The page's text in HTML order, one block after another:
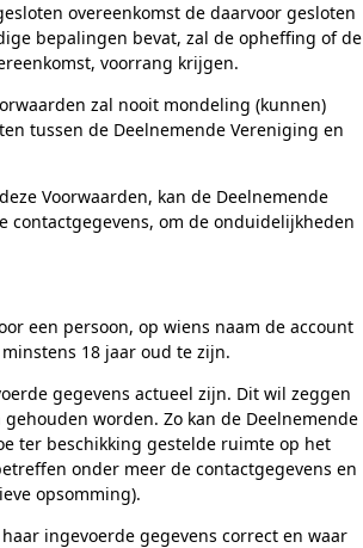
overeenkomst de daarvoor gesloten
bepalingen bevat, zal de opheffing of de
voorrang krijgen.
zal nooit mondeling (kunnen)
tussen de Deelnemende Vereniging en
Voorwaarden, kan de Deelnemende
contactgegevens, om de onduidelijkheden
een persoon, op wiens naam de account
18 jaar oud te zijn.
gegevens actueel zijn. Dit wil zeggen
gehouden worden. Zo kan de Deelnemende
ter beschikking gestelde ruimte op het
onder meer de contactgegevens en
opsomming).
ingevoerde gegevens correct en waar